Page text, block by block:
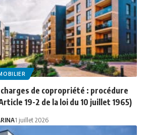
de copropriété : procédure
19-2 de la loi du 10 juillet 1965)
1 juillet 2026